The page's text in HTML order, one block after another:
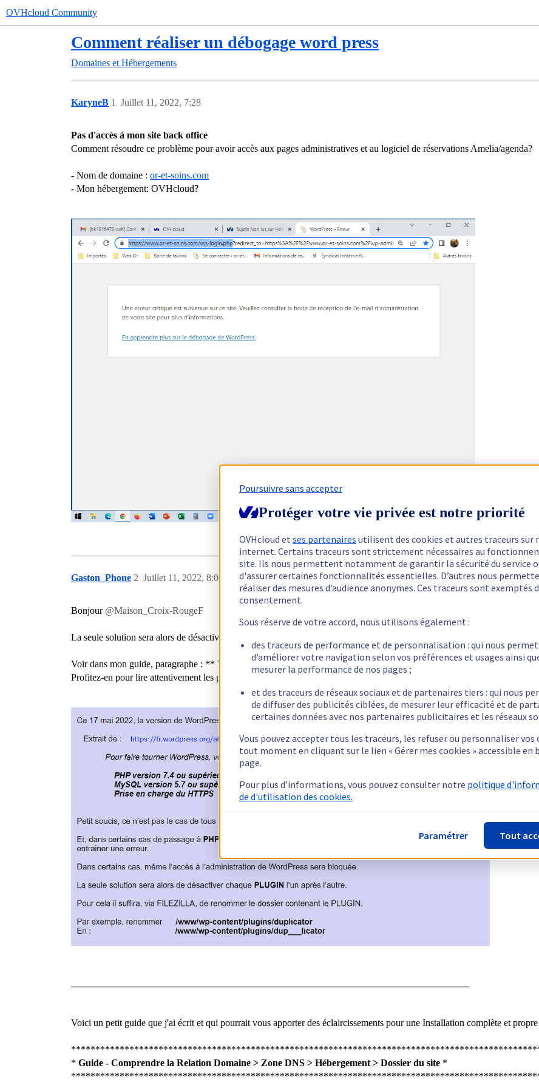
OVHcloud Community
Comment réaliser un débogage word press
Domaines et Hébergements
KaryneB Juillet 11, 2022, 7:28
1
Pas d'accès à mon site back office
Comment résoudre ce problème pour avoir accès aux pages administratives et au logiciel de réservations Amelia/agenda?
- Nom de domaine : or-et-soins.com
- Mon hébergement: OVHcloud?
Gaston_Phone Juillet 11, 2022, 8:06
2
Bonjour @Maison_Croix-RougeF
La seule solution sera alors de désactiver chaque PLUGIN l’un après l’autre.
Voir dans mon guide, paragraphe : ** W - PLUGINS en erreur, dossier PLUGINS**
Profitez-en pour lire attentivement les paragraphes
de ce guide.
Voici un petit guide que j'ai écrit et qui pourrait vous apporter des éclaircissements pour une Installation complète et
* Guide - Comprendre la Relation Domaine > Zone DNS > Hébergement > Dossier du site *
Poursuivre sans accepter
Protéger votre vie privée est notre priorité
OVHcloud et ses partenaires utilisent des cookies et autres traceurs sur
internet. Certains traceurs sont strictement nécessaires au
site. Ils nous permettent notamment de garantir la sécurité du service
d'assurer certaines fonctionnalités essentielles. D’autres nous
réaliser des mesures d’audience anonymes. Ces traceurs sont exemptés
consentement.
Sous réserve de votre accord, nous utilisons également :
des traceurs de performance et de personnalisation : qui nous
d’améliorer votre navigation selon vos préférences et usages ainsi
mesurer la performance de nos pages ;
et des traceurs de réseaux sociaux et de partenaires tiers : qui nous
de diffuser des publicités ciblées, de mesurer leur efficacité et de
certaines données avec nos partenaires publicitaires et les réseaux
Vous pouvez accepter tous les traceurs, les refuser ou personnaliser vos
tout moment en cliquant sur le lien « Gérer mes cookies » accessible en
page.
Pour plus d’informations, vous pouvez consulter notre politique
de d'utilisation des cookies.
Paramétrer Tout